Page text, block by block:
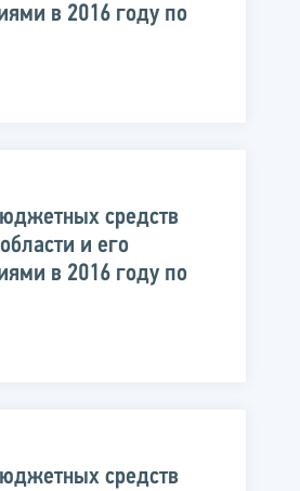
в 2016 году по
средств
и его
в 2016 году по
средств